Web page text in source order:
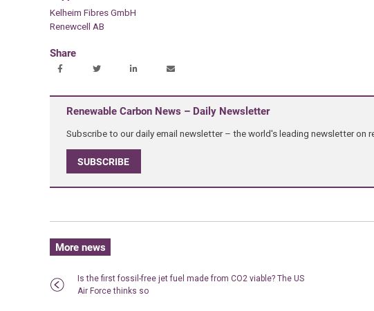
Kelheim Fibres GmbH
Renewcell AB
Share
Renewable Carbon News – Daily Newsletter
Subscribe to our daily email newsletter – the world's leading newsletter on
SUBSCRIBE
More news
Is the first fossil-free jet fuel made from CO2 viable? The US
Air Force thinks so